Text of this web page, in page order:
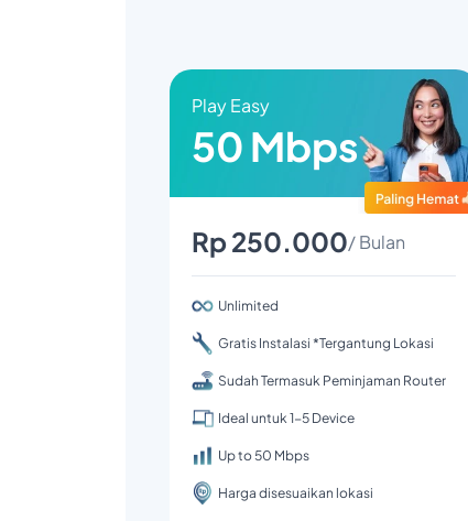
Play Easy
50 Mbps
Rp 250.000/ Bulan
Unlimited
Gratis Instalasi *Tergantung Lokasi
Sudah Termasuk Peminjaman Router
Ideal untuk 1-5 Device
Up to 50 Mbps
Harga disesuaikan lokasi